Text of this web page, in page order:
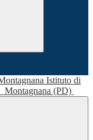
Istituto di
Montagnana (PD)